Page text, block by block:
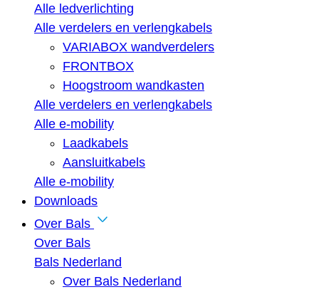
Alle ledverlichting
Alle verdelers en verlengkabels
VARIABOX wandverdelers
FRONTBOX
Hoogstroom wandkasten
Alle verdelers en verlengkabels
Alle e-mobility
Laadkabels
Aansluitkabels
Alle e-mobility
Downloads
Over Bals
Over Bals
Bals Nederland
Over Bals Nederland